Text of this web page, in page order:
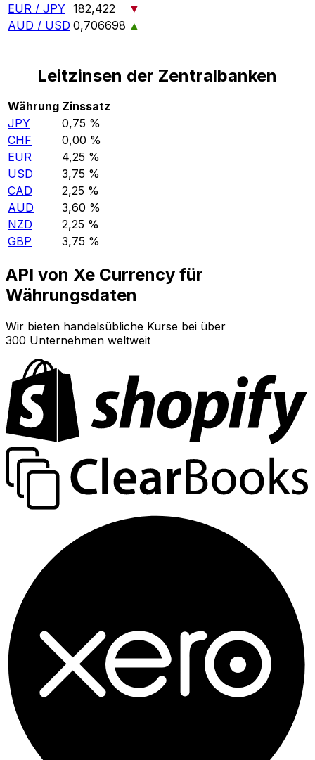
EUR / JPY 182,422
▼
AUD / USD 0,706698 ▲
Leitzinsen der Zentralbanken
Währung Zinssatz
JPY
0,75 %
CHF
0,00 %
EUR
4,25 %
USD
3,75 %
CAD
2,25 %
AUD
3,60 %
NZD
2,25 %
GBP
3,75 %
API von Xe Currency für
Währungsdaten
Wir bieten handelsübliche Kurse bei über
300 Unternehmen weltweit